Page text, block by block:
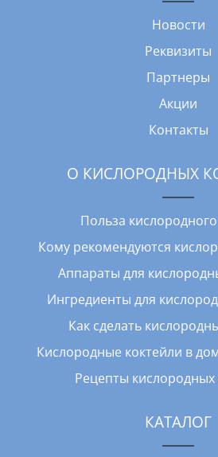
Новости
Реквизиты
Партнеры
Акции
Контакты
О КИСЛОРОДНЫХ
Польза
Кому рекомендуются
Аппараты для
Ингредиенты для
Как сделать
Кислородные коктейли в
Рецепты кислородных
КАТАЛОГ